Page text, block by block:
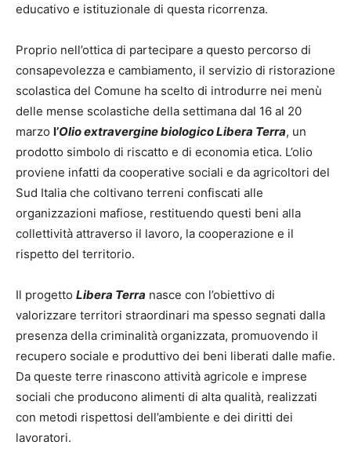
educativo e istituzionale di questa ricorrenza.
Proprio nell’ottica di partecipare a questo percorso di
consapevolezza e cambiamento, il servizio di ristorazione
scolastica del Comune ha scelto di introdurre nei menù
delle mense scolastiche della settimana dal 16 al 20
marzo l’Olio extravergine biologico Libera Terra, un
prodotto simbolo di riscatto e di economia etica. L’olio
proviene infatti da cooperative sociali e da agricoltori del
Sud Italia che coltivano terreni confiscati alle
organizzazioni mafiose, restituendo questi beni alla
collettività attraverso il lavoro, la cooperazione e il
rispetto del territorio.
Il progetto Libera Terra nasce con l’obiettivo di
valorizzare territori straordinari ma spesso segnati dalla
presenza della criminalità organizzata, promuovendo il
recupero sociale e produttivo dei beni liberati dalle mafie.
Da queste terre rinascono attività agricole e imprese
sociali che producono alimenti di alta qualità, realizzati
con metodi rispettosi dell’ambiente e dei diritti dei
lavoratori.